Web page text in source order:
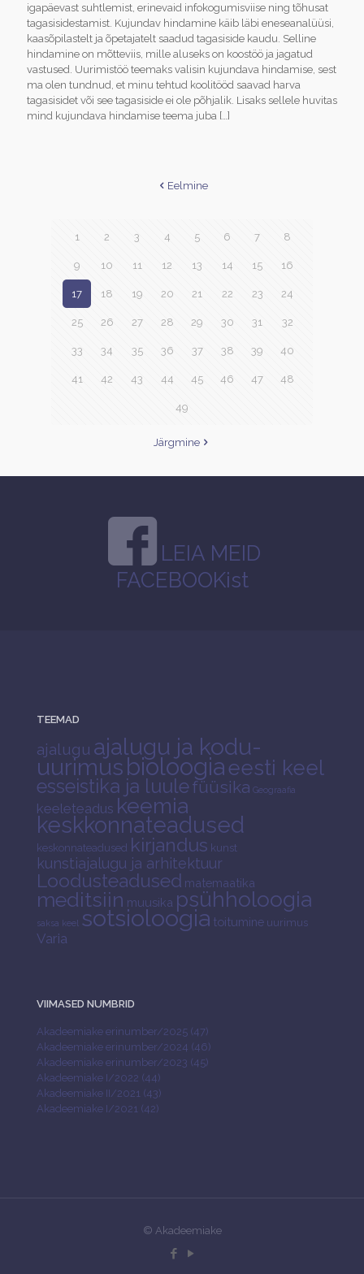
igapäevast suhtlemist, erinevaid infokogumisviise ning tõhusat
tagasisidestamist. Kujundav hindamine käib läbi eneseanalüüsi,
kaasõpilastelt ja õpetajatelt saadud tagasiside kaudu. Selline
hindamine on mõtteviis, mille aluseks on koostöö ja jagatud
vastused. Uurimistöö teemaks valisin kujundava hindamise, sest
ma olen tundnud, et minu tehtud koolitööd saavad harva
tagasisidet või see tagasiside ei ole põhjalik. Lisaks sellele huvitas
mind kujundava hindamise teema juba […]
Eelmine
1 2 3 4 5 6 7 8
9 10 11 12 13 14 15 16
17 18 19 20 21 22 23 24
25 26 27 28 29 30 31 32
33 34 35 36 37 38 39 40
41 42 43 44 45 46 47 48
49
Järgmine
LEIA MEID
FACEBOOKist
TEEMAD
ajalugu ajalugu ja kodu-
uurimusbioloogia eesti keel
esseistika ja luulefüüsika Geograafia
keeleteadus keemia
keskkonnateadused
keskonnateadused kirjandus kunst
kunstiajalugu ja arhitektuur
Loodusteadused matemaatika
meditsiin muusika psühholoogia
saksa keel sotsioloogia toitumine uurimus
Varia
VIIMASED NUMBRID
Akadeemiake erinumber/2025 (47)
Akadeemiake erinumber/2024 (46)
Akadeemiake erinumber/2023 (45)
Akadeemiake I/2022 (44)
Akadeemiake II/2021 (43)
Akadeemiake I/2021 (42)
© Akadeemiake